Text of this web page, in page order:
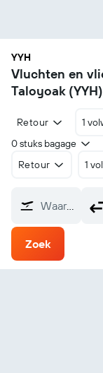
YYH
Vluchten en
Taloyoak (YYH)
Retour 1
0 stuks bagage
Retour
1
Waarvandaan?
Zoek